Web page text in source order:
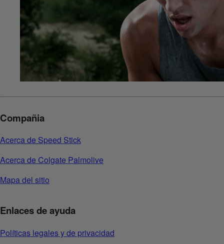
Compañia
Acerca de Speed Stick
Acerca de Colgate Palmolive
Mapa del sitio
Enlaces de ayuda
Políticas legales y de privacidad